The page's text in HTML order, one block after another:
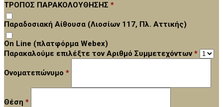
ΤΡΟΠΟΣ ΠΑΡΑΚΟΛΟΥΘΗΣΗΣ *
Παραδοσιακή Αίθουσα (Λιοσίων 117, Πλ. Αττικής)
On Line (πλατφόρμα Webex)
Παρακαλούμε επιλέξτε τον Αριθμό Συμμετεχόντων*
Ονοματεπώνυμο *
Θέση *